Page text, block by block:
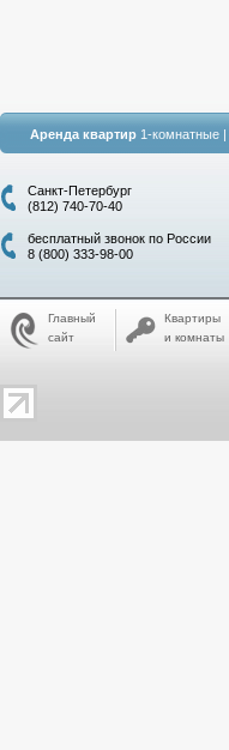
Аренда квартир 1-комнатные |
Санкт-Петербург
(812) 740-70-40
бесплатный звонок по России
8 (800) 333-98-00
Главный
сайт
Квартиры
и комнаты